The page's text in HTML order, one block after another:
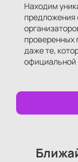
Находим
предложения
проверенных
даже те,
официальной